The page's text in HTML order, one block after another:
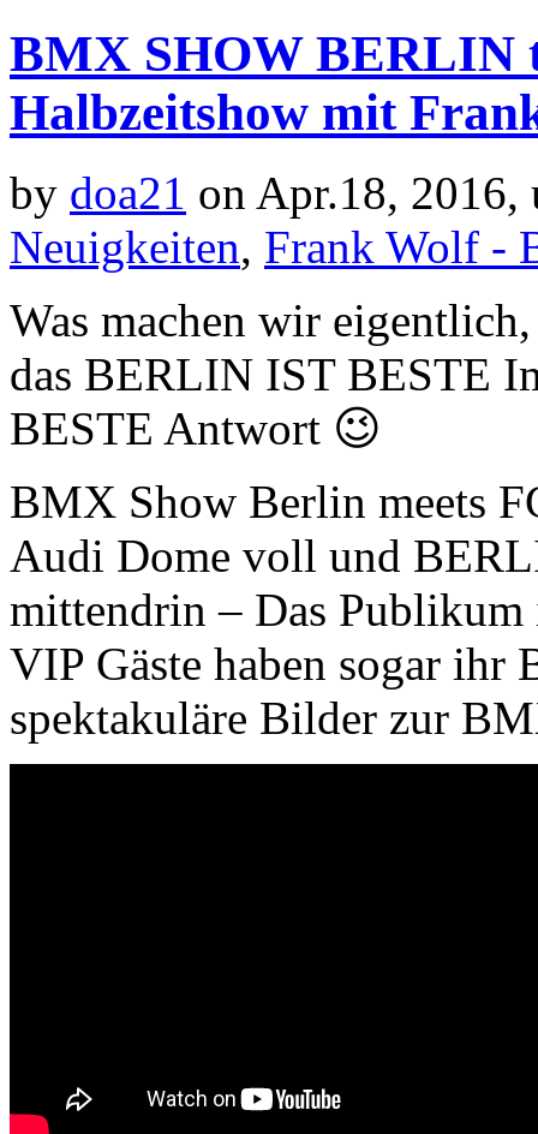
BMX SHOW BERLIN
Halbzeitshow mit
by doa21 on Apr.18, 2016,
Neuigkeiten, Frank Wolf -
Was machen wir
das BERLIN IST BESTE
BESTE Antwort 😉
BMX Show Berlin meets
Audi Dome voll und
mittendrin – Das Publikum
VIP Gäste haben sogar ihr
spektakuläre Bilder zur